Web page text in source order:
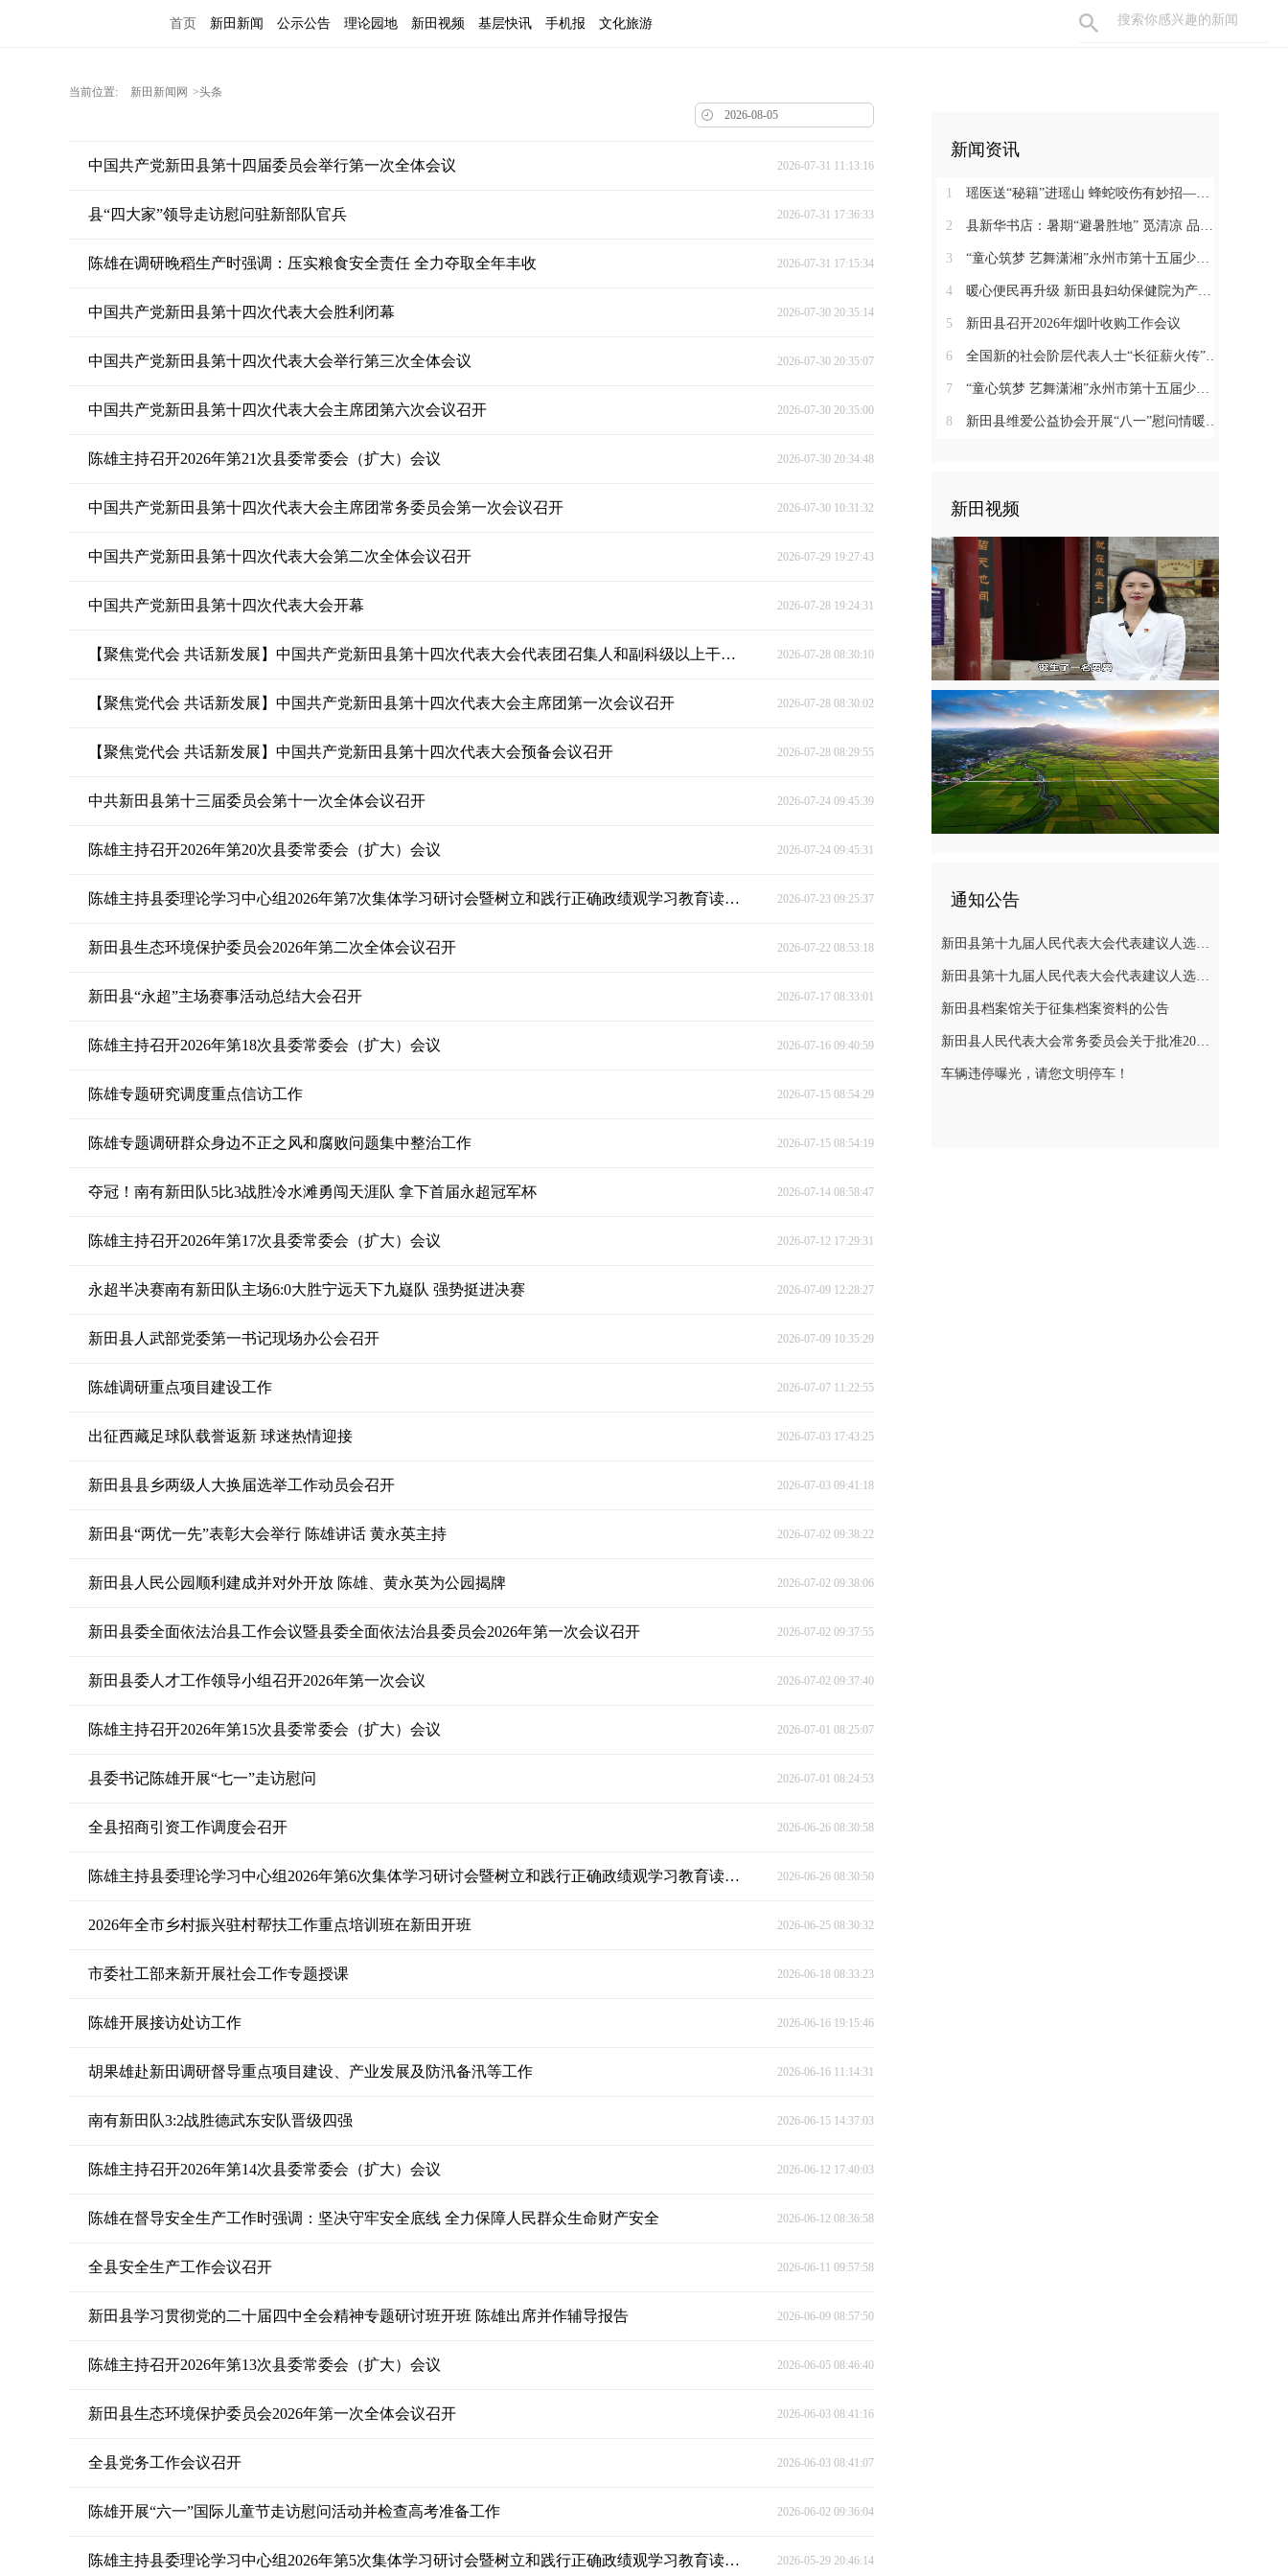
首页 新田新闻 公示公告 理论园地 新田视频 基层快讯 手机报 文化旅游
当前位置: 新田新闻网 >头条
中国共产党新田县第十四届委员会举行第一次全体会议 2026-07-31 11:13:16
县“四大家”领导走访慰问驻新部队官兵 2026-07-31 17:36:33
陈雄在调研晚稻生产时强调：压实粮食安全责任 全力夺取全年丰收 2026-07-31 17:15:34
中国共产党新田县第十四次代表大会胜利闭幕 2026-07-30 20:35:14
中国共产党新田县第十四次代表大会举行第三次全体会议 2026-07-30 20:35:07
中国共产党新田县第十四次代表大会主席团第六次会议召开 2026-07-30 20:35:00
陈雄主持召开2026年第21次县委常委会（扩大）会议 2026-07-30 20:34:48
中国共产党新田县第十四次代表大会主席团常务委员会第一次会议召开 2026-07-30 10:31:32
中国共产党新田县第十四次代表大会第二次全体会议召开 2026-07-29 19:27:43
中国共产党新田县第十四次代表大会开幕 2026-07-28 19:24:31
【聚焦党代会 共话新发展】中国共产党新田县第十四次代表大会代表团召集人和副科级以上干部代表会议 2026-07-28 08:30:10
【聚焦党代会 共话新发展】中国共产党新田县第十四次代表大会主席团第一次会议召开 2026-07-28 08:30:02
【聚焦党代会 共话新发展】中国共产党新田县第十四次代表大会预备会议召开 2026-07-28 08:29:55
中共新田县第十三届委员会第十一次全体会议召开 2026-07-24 09:45:39
陈雄主持召开2026年第20次县委常委会（扩大）会议 2026-07-24 09:45:31
陈雄主持县委理论学习中心组2026年第7次集体学习研讨会暨树立和践行正确政绩观学习教育读书班（第6期） 2026-07-23 09:25:37
新田县生态环境保护委员会2026年第二次全体会议召开 2026-07-22 08:53:18
新田县“永超”主场赛事活动总结大会召开 2026-07-17 08:33:01
陈雄主持召开2026年第18次县委常委会（扩大）会议 2026-07-16 09:40:59
陈雄专题研究调度重点信访工作 2026-07-15 08:54:29
陈雄专题调研群众身边不正之风和腐败问题集中整治工作 2026-07-15 08:54:19
夺冠！南有新田队5比3战胜冷水滩勇闯天涯队 拿下首届永超冠军杯 2026-07-14 08:58:47
陈雄主持召开2026年第17次县委常委会（扩大）会议 2026-07-12 17:29:31
永超半决赛南有新田队主场6:0大胜宁远天下九嶷队 强势挺进决赛 2026-07-09 12:28:27
新田县人武部党委第一书记现场办公会召开 2026-07-09 10:35:29
陈雄调研重点项目建设工作 2026-07-07 11:22:55
出征西藏足球队载誉返新 球迷热情迎接 2026-07-03 17:43:25
新田县县乡两级人大换届选举工作动员会召开 2026-07-03 09:41:18
新田县“两优一先”表彰大会举行 陈雄讲话 黄永英主持 2026-07-02 09:38:22
新田县人民公园顺利建成并对外开放 陈雄、黄永英为公园揭牌 2026-07-02 09:38:06
新田县委全面依法治县工作会议暨县委全面依法治县委员会2026年第一次会议召开 2026-07-02 09:37:55
新田县委人才工作领导小组召开2026年第一次会议 2026-07-02 09:37:40
陈雄主持召开2026年第15次县委常委会（扩大）会议 2026-07-01 08:25:07
县委书记陈雄开展“七一”走访慰问 2026-07-01 08:24:53
全县招商引资工作调度会召开 2026-06-26 08:30:58
陈雄主持县委理论学习中心组2026年第6次集体学习研讨会暨树立和践行正确政绩观学习教育读书班（第5期） 2026-06-26 08:30:50
2026年全市乡村振兴驻村帮扶工作重点培训班在新田开班 2026-06-25 08:30:32
市委社工部来新开展社会工作专题授课 2026-06-18 08:33:23
陈雄开展接访处访工作 2026-06-16 19:15:46
胡果雄赴新田调研督导重点项目建设、产业发展及防汛备汛等工作 2026-06-16 11:14:31
南有新田队3:2战胜德武东安队晋级四强 2026-06-15 14:37:03
陈雄主持召开2026年第14次县委常委会（扩大）会议 2026-06-12 17:40:03
陈雄在督导安全生产工作时强调：坚决守牢安全底线 全力保障人民群众生命财产安全 2026-06-12 08:36:58
全县安全生产工作会议召开 2026-06-11 09:57:58
新田县学习贯彻党的二十届四中全会精神专题研讨班开班 陈雄出席并作辅导报告 2026-06-09 08:57:50
陈雄主持召开2026年第13次县委常委会（扩大）会议 2026-06-05 08:46:40
新田县生态环境保护委员会2026年第一次全体会议召开 2026-06-03 08:41:16
全县党务工作会议召开 2026-06-03 08:41:07
陈雄开展“六一”国际儿童节走访慰问活动并检查高考准备工作 2026-06-02 09:36:04
陈雄主持县委理论学习中心组2026年第5次集体学习研讨会暨树立和践行正确政绩观学习教育读书班（第4期） 2026-05-29 20:46:14
新闻资讯
1 瑶医送“秘籍”进瑶山 蜂蛇咬伤有妙招——新田县起头岭村这场养生讲座接地气又实用
2 县新华书店：暑期“避暑胜地” 觅清凉 品书香
3 “童心筑梦 艺舞潇湘”永州市第十五届少儿音乐舞蹈大赛决赛在新田圆满落幕
4 暖心便民再升级 新田县妇幼保健院为产检孕妇提供免费早餐
5 新田县召开2026年烟叶收购工作会议
6 全国新的社会阶层代表人士“长征薪火传”来新宣介
7 “童心筑梦 艺舞潇湘”永州市第十五届少儿音乐舞蹈大赛新田县选拔赛正式开赛
8 新田县维爱公益协会开展“八一”慰问情暖“火焰蓝”
新田视频
通知公告
新田县第十九届人民代表大会代表建议人选公示
新田县第十九届人民代表大会代表建议人选公示
新田县档案馆关于征集档案资料的公告
新田县人民代表大会常务委员会关于批准2025年县级决算的决议
车辆违停曝光，请您文明停车！